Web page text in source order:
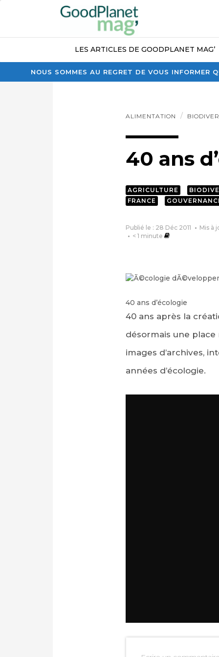
NOUS SOMMES AU REGRET DE VOUS
LES ARTICLES DE GOODPLANET MAG’
ALIMENTATION
40 ans
AGRICULTURE
FRANCE
Publié le : 28 Déc 2011
Mis à
< 1 minute
40 ans d’écologie
40 ans après la
désormais une place
images d’archives,
années d’écologie.